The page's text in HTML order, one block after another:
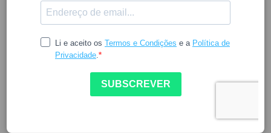
SVR SPRAY DESODORIZANTE
E ANTITRANSPIRANTE 75ML